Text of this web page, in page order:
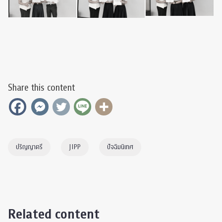
Share this content
ปริญญาตรี JIPP ปัจฉิมนิเทศ
Related content